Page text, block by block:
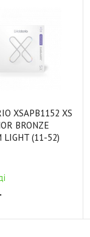
XSAPB1152 XS
BRONZE
LIGHT (11-52)